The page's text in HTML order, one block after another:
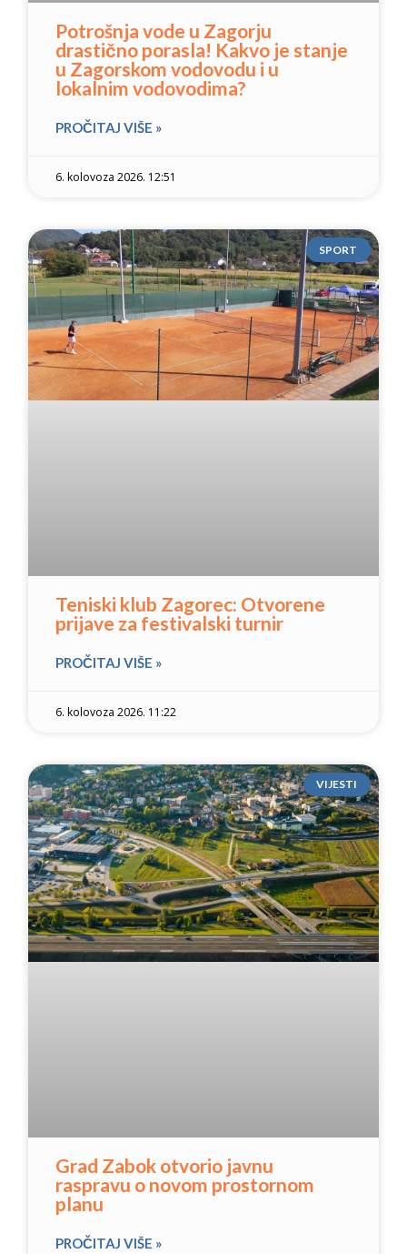
Potrošnja vode u Zagorju
drastično porasla! Kakvo je stanje
u Zagorskom vodovodu i u
lokalnim vodovodima?
PROČITAJ VIŠE »
6. kolovoza 2026. 12:51
SPORT
Teniski klub Zagorec: Otvorene
prijave za festivalski turnir
PROČITAJ VIŠE »
6. kolovoza 2026. 11:22
VIJESTI
Grad Zabok otvorio javnu
raspravu o novom prostornom
planu
PROČITAJ VIŠE »